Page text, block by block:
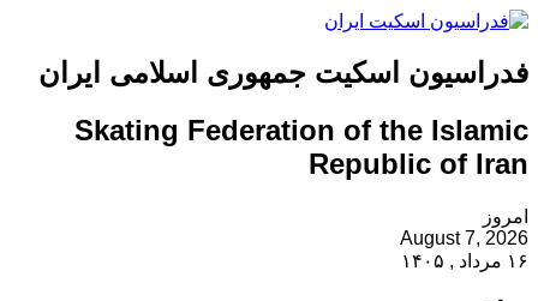
فدراسیون اسکیت جمهوری اسلامی ایران
Skating Federation of the Islamic
Republic of Iran
امروز
August 7, 2026
۱۶ مرداد , ۱۴۰۵